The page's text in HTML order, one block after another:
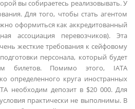
вы собираетесь реализовывать. У
Для того, чтобы стать агентом
оформиться как аккредитованный
ассоциация перевозчиков). Эта
жесткие требования к сейфовому
персонала, который будет
билетов. Помимо этого, IATA
определенного круга иностранных
необходим депозит в $20 000. Для
практически не выполнимы. В